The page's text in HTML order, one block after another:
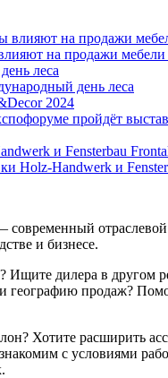
на продажи мебели
день леса
пройдёт
Holz-Handwerk и
современный
и бизнесе.
Ищите дилера в другом
географию продаж?
Хотите расширить
с условиями